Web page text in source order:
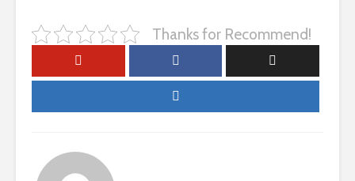
Thanks for Recommend!